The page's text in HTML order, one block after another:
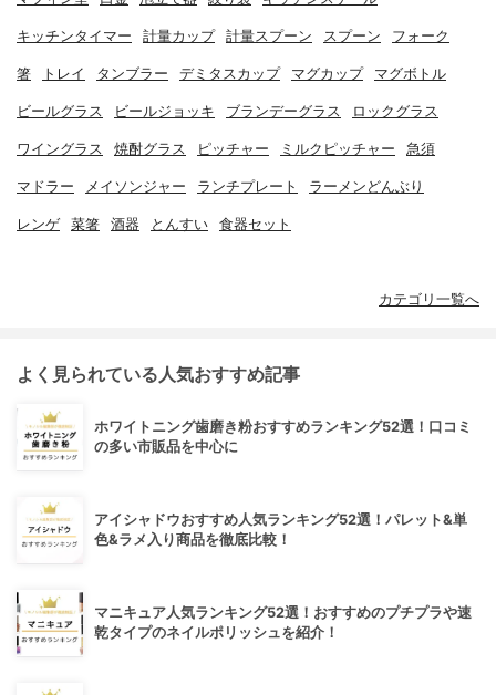
キッチンタイマー 計量カップ 計量スプーン スプーン フォーク
箸 トレイ タンブラー デミタスカップ マグカップ マグボトル
ビールグラス ビールジョッキ ブランデーグラス ロックグラス
ワイングラス 焼酎グラス ピッチャー ミルクピッチャー 急須
マドラー メイソンジャー ランチプレート ラーメンどんぶり
レンゲ 菜箸 酒器 とんすい 食器セット
カテゴリ一覧へ
よく見られている人気おすすめ記事
ホワイトニング歯磨き粉おすすめランキング52選！口コミ
の多い市販品を中心に
アイシャドウおすすめ人気ランキング52選！パレット&単
色&ラメ入り商品を徹底比較！
マニキュア人気ランキング52選！おすすめのプチプラや速
乾タイプのネイルポリッシュを紹介！